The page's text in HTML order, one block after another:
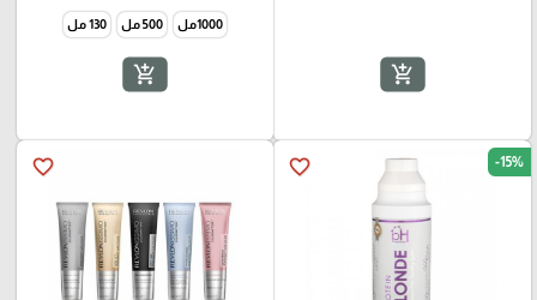
add_shopping_cart
1000مل 500 مل 130 مل
add_shopping_cart
favorite_border -15%
favorite_border